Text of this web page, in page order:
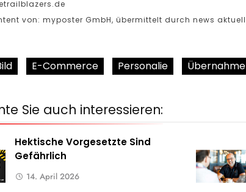
von: myposter GmbH, übermittelt durch news aktuell
E-Commerce Personalie Übernahme
Sie auch interessieren:
Hektische Vorgesetzte Sind
Gefährlich
14. April 2026